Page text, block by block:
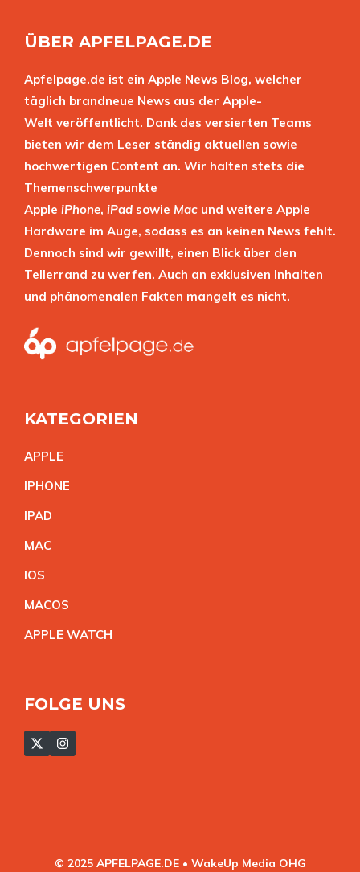
ÜBER APFELPAGE.DE
Apfelpage.de ist ein Apple News Blog, welcher
täglich brandneue News aus der Apple-
Welt veröffentlicht. Dank des versierten Teams
bieten wir dem Leser ständig aktuellen sowie
hochwertigen Content an. Wir halten stets die
Themenschwerpunkte
Apple iPhone, iPad sowie Mac und weitere Apple
Hardware im Auge, sodass es an keinen News fehlt.
Dennoch sind wir gewillt, einen Blick über den
Tellerrand zu werfen. Auch an exklusiven Inhalten
und phänomenalen Fakten mangelt es nicht.
KATEGORIEN
APPLE
IPHONE
IPAD
MAC
IOS
MACOS
APPLE WATCH
FOLGE UNS
© 2025 APFELPAGE.DE • WakeUp Media OHG